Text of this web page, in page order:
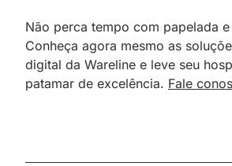
Não perca tempo com papelada
Conheça agora mesmo as
digital da Wareline e leve seu
patamar de excelência. Fale